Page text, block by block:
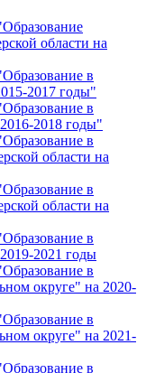
области на
в
2017 годы"
в
2018 годы"
в
области на
в
области на
в
2021 годы
в
округе" на 2020-
в
округе" на 2021-
в